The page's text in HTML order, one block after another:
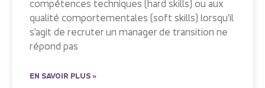
compétences techniques (hard skills) ou aux
qualité comportementales (soft skills) lorsqu’il
s’agit de recruter un manager de transition ne
répond pas
EN SAVOIR PLUS »